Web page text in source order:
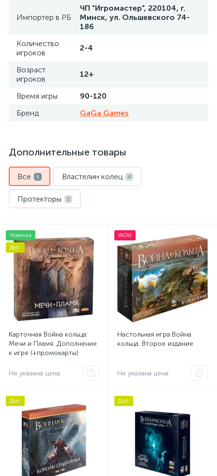
Импортер в РБ
ЧП "Игромастер", 220104, г.
Минск, ул. Ольшевского 74-
186
Количество
игроков
2-4
Возраст
игроков
12+
Время игры
90-120
Бренд
GaGa Games
Дополнительные товары
Все 9 Властелин колец 4
Протекторы 5
Новинка
Доп.
Карточная Война кольца:
Мечи и Пламя. Дополнение
к игре (+промокарты)
Не указана цена
WOW
Настольная игра Война
кольца. Второе издание
Не указана цена
Доп. Доп.